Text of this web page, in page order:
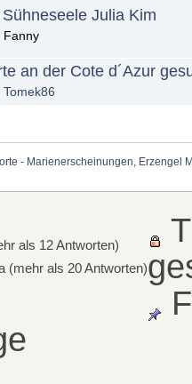
Julia Kim
Fanny
an der Cote d´Azur
Tomek86
- Marienerscheinungen, Erzengel
als 12 Antworten)
(mehr als 20 Antworten)